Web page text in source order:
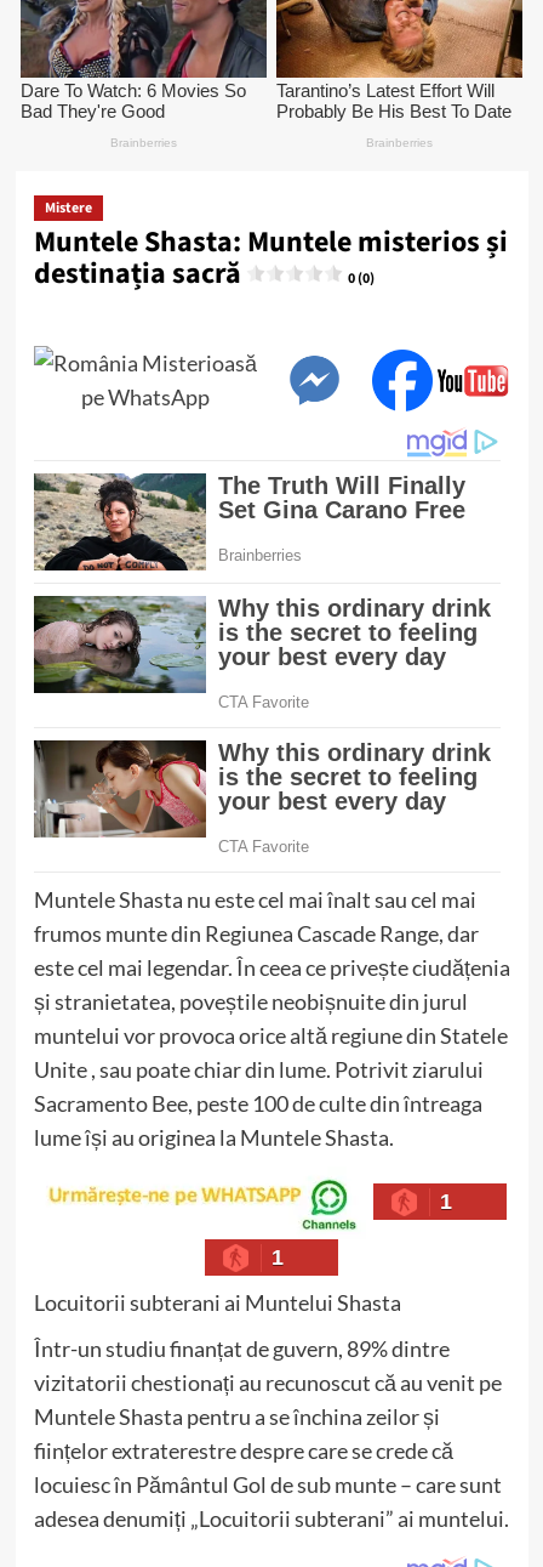
Mistere
Muntele Shasta: Muntele misterios și
destinația sacră 0 (0)
Muntele Shasta nu este cel mai înalt sau cel mai
frumos munte din Regiunea Cascade Range, dar
este cel mai legendar. În ceea ce privește ciudățenia
și stranietatea, poveștile neobișnuite din jurul
muntelui vor provoca orice altă regiune din Statele
Unite , sau poate chiar din lume. Potrivit ziarului
Sacramento Bee, peste 100 de culte din întreaga
lume își au originea la Muntele Shasta.
1
1
Locuitorii subterani ai Muntelui Shasta
Într-un studiu finanțat de guvern, 89% dintre
vizitatorii chestionați au recunoscut că au venit pe
Muntele Shasta pentru a se închina zeilor și
ființelor extraterestre despre care se crede că
locuiesc în Pământul Gol de sub munte – care sunt
adesea denumiți „Locuitorii subterani” ai muntelui.